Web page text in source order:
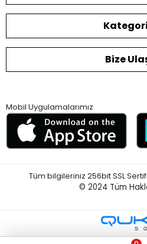
Bize
Mobil Uygulamalarımız
Tüm bilgileriniz 256bit SSL
© 2024 Tüm